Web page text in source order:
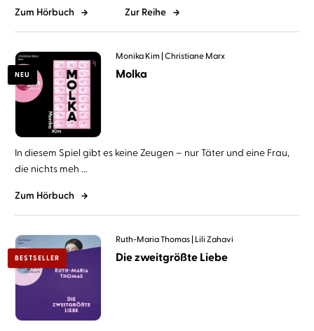
Zum Hörbuch Zur Reihe
NEU
Monika Kim Christiane Marx
Molka
In diesem Spiel gibt es keine Zeugen – nur Täter und eine Frau,
die nichts meh ...
Zum Hörbuch
BESTSELLER
Ruth-Maria Thomas Lili Zahavi
Die zweitgrößte Liebe